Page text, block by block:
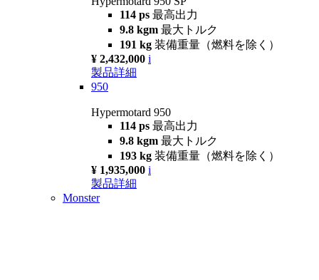
114 ps 最高出力
9.8 kgm 最大トルク
191 kg 装備重量（燃料を除く）
¥ 2,432,000 i
製品詳細
950
Hypermotard 950
114 ps 最高出力
9.8 kgm 最大トルク
193 kg 装備重量（燃料を除く）
¥ 1,935,000 i
製品詳細
Monster